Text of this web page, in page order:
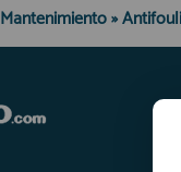
Mantenimiento»